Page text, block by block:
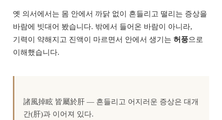
옛 의서에서는 몸 안에서 까닭 없이 흔들리고 떨리는 증상을
바람에 빗대어 봤습니다. 밖에서 들어온 바람이 아니라,
기력이 약해지고 진액이 마르면서 안에서 생기는 허풍으로
이해했습니다.
諸風掉眩 皆屬於肝 — 흔들리고 어지러운 증상은 대개
간(肝)과 이어져 있다.